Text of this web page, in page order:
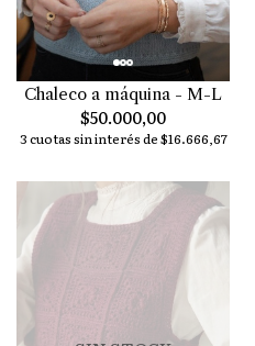
Chaleco a máquina - M-L
$50.000,00
3 cuotas sin interés de $16.666,67